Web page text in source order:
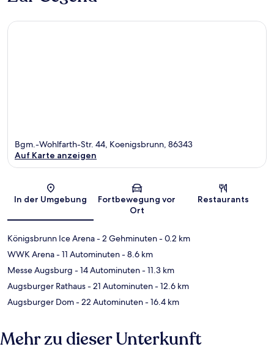
Karte
Bgm.-Wohlfarth-Str. 44, Koenigsbrunn, 86343
Auf Karte anzeigen
In der Umgebung
Fortbewegung vor
Ort
Restaurants
Königsbrunn Ice Arena- 2 Gehminuten- 0.2 km
WWK Arena- 11 Autominuten- 8.6 km
Messe Augsburg - 14 Autominuten- 11.3 km
Augsburger Rathaus- 21 Autominuten- 12.6 km
Augsburger Dom- 22 Autominuten- 16.4 km
Mehr zu dieser Unterkunft